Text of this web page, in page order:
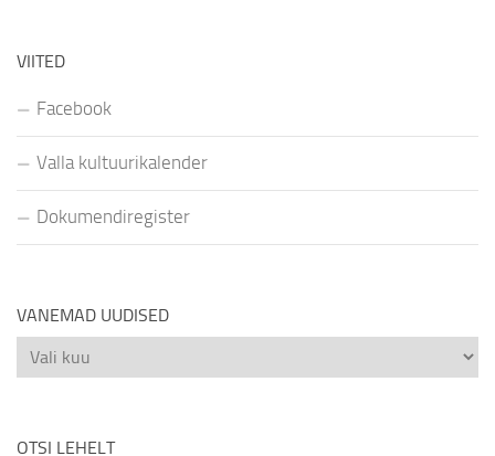
VIITED
Facebook
Valla kultuurikalender
Dokumendiregister
VANEMAD UUDISED
Vanemad
uudised
OTSI LEHELT